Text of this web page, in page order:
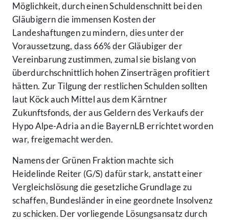
Möglichkeit, durch einen Schuldenschnitt bei den
Gläubigern die immensen Kosten der
Landeshaftungen zu mindern, dies unter der
Voraussetzung, dass 66% der Gläubiger der
Vereinbarung zustimmen, zumal sie bislang von
überdurchschnittlich hohen Zinserträgen profitiert
hätten. Zur Tilgung der restlichen Schulden sollten
laut Köck auch Mittel aus dem Kärntner
Zukunftsfonds, der aus Geldern des Verkaufs der
Hypo Alpe-Adria an die BayernLB errichtet worden
war, freigemacht werden.
Namens der Grünen Fraktion machte sich
Heidelinde Reiter (G/S) dafür stark, anstatt einer
Vergleichslösung die gesetzliche Grundlage zu
schaffen, Bundesländer in eine geordnete Insolvenz
zu schicken. Der vorliegende Lösungsansatz durch